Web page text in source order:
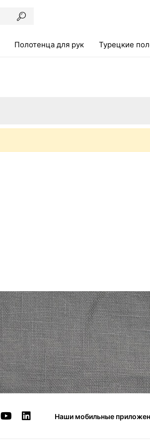
Полотенца для рук Турецкие
Наши мобильные